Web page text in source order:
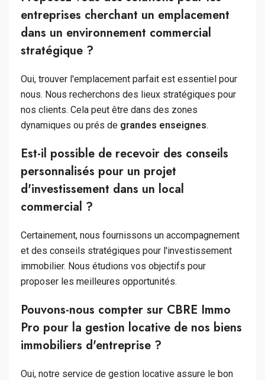
entreprises cherchant un emplacement
dans un environnement commercial
stratégique ?
Oui, trouver l'emplacement parfait est essentiel pour
nous. Nous recherchons des lieux stratégiques pour
nos clients. Cela peut être dans des zones
dynamiques ou prés de grandes enseignes.
Est-il possible de recevoir des conseils
personnalisés pour un projet
d'investissement dans un local
commercial ?
Certainement, nous fournissons un accompagnement
et des conseils stratégiques pour l'investissement
immobilier. Nous étudions vos objectifs pour
proposer les meilleures opportunités.
Pouvons-nous compter sur CBRE Immo
Pro pour la gestion locative de nos biens
immobiliers d'entreprise ?
Oui, notre service de gestion locative assure le bon